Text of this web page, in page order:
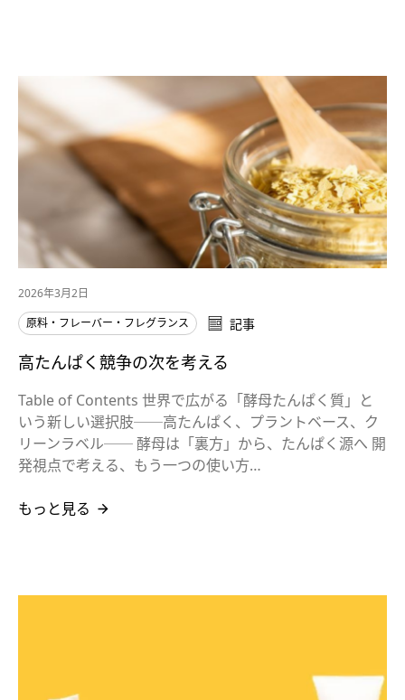
2026年3月2日
原料・フレーバー・フレグランス
記事
高たんぱく競争の次を考える
Table of Contents 世界で広がる「酵母たんぱく質」と
いう新しい選択肢──高たんぱく、プラントベース、ク
リーンラベル── 酵母は「裏方」から、たんぱく源へ 開
発視点で考える、もう一つの使い方…
もっと見る